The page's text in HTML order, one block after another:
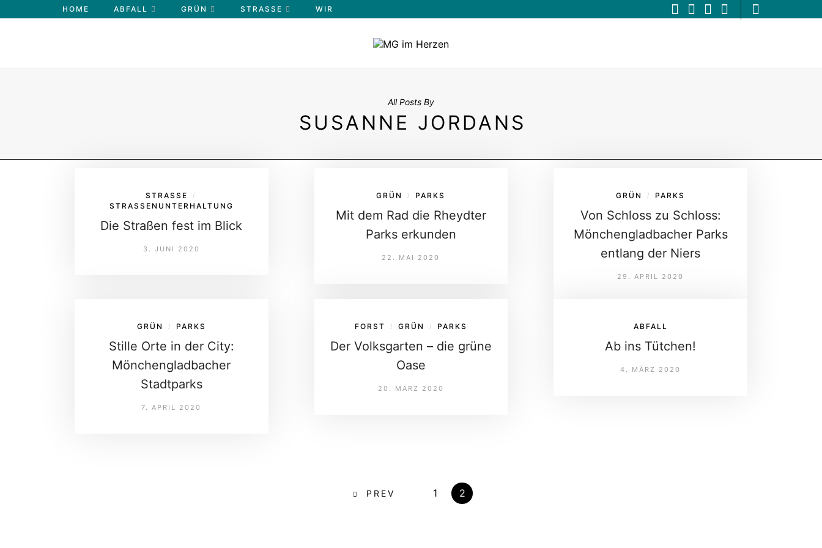
HOME ABFALL GRÜN STRASSE WIR
All Posts By
SUSANNE JORDANS
STRASSE /
STRASSENUNTERHALTUNG
Die Straßen fest im Blick
3. JUNI 2020
GRÜN / PARKS
Mit dem Rad die Rheydter
Parks erkunden
22. MAI 2020
GRÜN / PARKS
Von Schloss zu Schloss:
Mönchengladbacher Parks
entlang der Niers
29. APRIL 2020
GRÜN / PARKS
Stille Orte in der City:
Mönchengladbacher
Stadtparks
7. APRIL 2020
FORST / GRÜN / PARKS
Der Volksgarten – die grüne
Oase
20. MÄRZ 2020
ABFALL
Ab ins Tütchen!
4. MÄRZ 2020
PREV 1 2